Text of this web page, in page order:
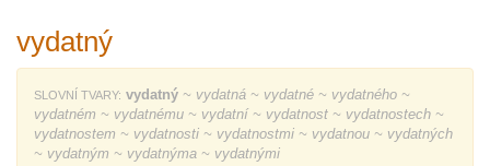
vydatný
SLOVNÍ TVARY: vydatný ~ vydatná ~ vydatné ~ vydatného ~
vydatném ~ vydatnému ~ vydatní ~ vydatnost ~ vydatnostech ~
vydatnostem ~ vydatnosti ~ vydatnostmi ~ vydatnou ~ vydatných
~ vydatným ~ vydatnýma ~ vydatnými